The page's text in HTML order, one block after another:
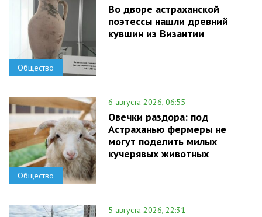
Общество
Во дворе астраханской
поэтессы нашли древний
кувшин из Византии
Общество
6 августа 2026, 06:55
Овечки раздора: под
Астраханью фермеры не
могут поделить милых
кучерявых животных
5 августа 2026, 22:31